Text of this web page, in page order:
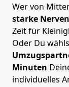
Wer von
starke Nerven
Zeit für
Oder Du
Minuten
individuelles